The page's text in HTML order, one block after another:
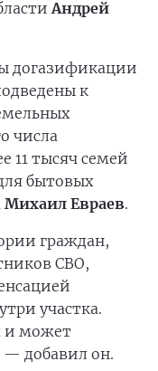
Андрей
догазификации
к
числа
11 тысяч семей
бытовых
Михаил Евраев.
граждан,
СВО,
участка.
и может
— добавил он.